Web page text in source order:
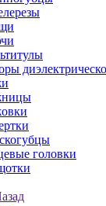
головки